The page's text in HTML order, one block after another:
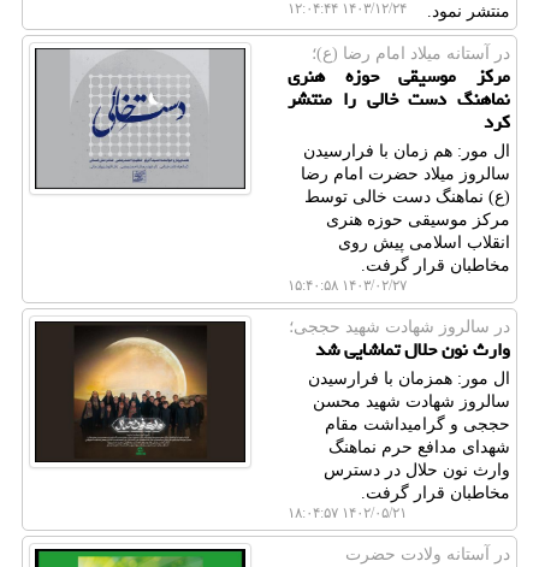
منتشر نمود.
۱۴۰۳/۱۲/۲۴ ۱۲:۰۴:۴۴
در آستانه میلاد امام رضا (ع)؛
مرکز موسیقی حوزه هنری
نماهنگ دست خالی را منتشر
کرد
ال مور: هم زمان با فرارسیدن
سالروز میلاد حضرت امام رضا
(ع) نماهنگ دست خالی توسط
مرکز موسیقی حوزه هنری
انقلاب اسلامی پیش روی
مخاطبان قرار گرفت.
۱۴۰۳/۰۲/۲۷ ۱۵:۴۰:۵۸
در سالروز شهادت شهید حججی؛
وارث نون حلال تماشایی شد
ال مور: همزمان با فرارسیدن
سالروز شهادت شهید محسن
حججی و گرامیداشت مقام
شهدای مدافع حرم نماهنگ
وارث نون حلال در دسترس
مخاطبان قرار گرفت.
۱۴۰۲/۰۵/۲۱ ۱۸:۰۴:۵۷
در آستانه ولادت حضرت